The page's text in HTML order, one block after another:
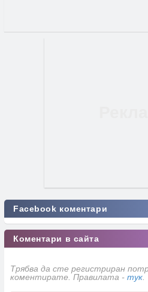
Facebook коментари
Коментари в сайта
Трябва да сте регистриран
коментирате. Правилата - тук